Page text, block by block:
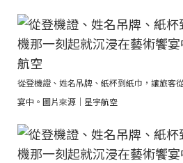
從登機證、姓名吊牌、紙杯到紙巾，讓旅客
宴中。圖片來源｜星宇航空